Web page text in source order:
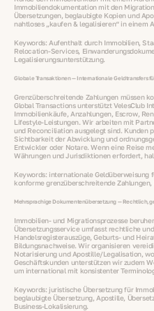
Immobiliendokumentation mit den
Übersetzungen, beglaubigte Kopien und
nahtloses „kaufen & legalisieren“ in einem
Keywords: Aufenthalt durch Immobilien,
Relocation‑Services,
Legalisierungsunterstützung.
Globale Transaktionen — Internationale Geldtransfers
Grenzüberschreitende Zahlungen müssen
Global Transactions unterstützt VelesClub
Immobilienkäufe, Anzahlungen, Escrow,
Lifestyle‑Leistungen. Wir arbeiten mit
und Reconciliation ausgelegt sind. Kunden
Sichtbarkeit der Abwicklung und
Entwickler oder Notare. Wenn eine Reise
Währungen und Jurisdiktionen erfordert,
Keywords: internationale Geldüberweisung
konforme grenzüberschreitende
Mehrsprachige Dokumentenübersetzung — Rechtlich,
Immobilien‑ und Migrationsprozesse
Übersetzungsservice umfasst rechtliche
Handelsregisterauszüge, Geburts‑ und
Bildungsnachweise. Wir organisieren
Notarisierung und Apostille/Legalisation,
Geschäftskunden unterstützen wir zudem
um international mit konsistenter
Keywords: juristische Übersetzung für
beglaubigte Übersetzung, Apostille,
Business‑Lokalisierung.